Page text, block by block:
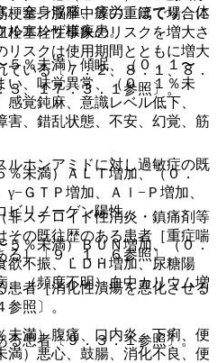
梗塞、脳卒中等の重篤で場合に
塞栓性事象のリスクを増大さ
リスクは使用期間とともに増大
いる〔７．２、８．１、８．
３、１７．３．１参照〕。
ホンアミドに対し過敏症の既
ステロイド性消炎・鎮痛剤等
その既往歴のある患者［重症喘
る］〔９．１．６参照〕。
者［消化性潰瘍を悪化させる
照〕。
患者〔９．３．１参照〕。
、全身浮腫、疲労、ほてり、体
ルエンザ様疾患。
％未満）傾眠、（０．１〜
い、味覚異常、（０．１％未
覚鈍麻、意識レベル低下、
害、錯乱状態、不安、幻覚、筋
未満）ＡＬＴ増加、（０．
ＧＴＰ増加、Ａｌ−Ｐ増加、
ビリノーゲン陽性。
％未満）ＢＵＮ増加、（０．
欲不振、ＬＤＨ増加、尿糖陽
、（頻度不明）血中カリウム増
満）腹痛、口内炎、下痢、便
満）悪心、鼓腸、消化不良、便